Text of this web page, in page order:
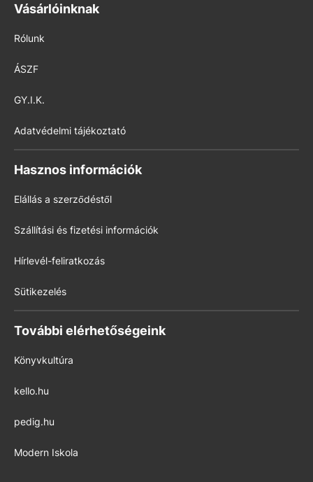
Vásárlóinknak
Rólunk
ÁSZF
GY.I.K.
Adatvédelmi tájékoztató
Hasznos információk
Elállás a szerződéstől
Szállítási és fizetési információk
Hírlevél-feliratkozás
Sütikezelés
További elérhetőségeink
Könyvkultúra
kello.hu
pedig.hu
Modern Iskola